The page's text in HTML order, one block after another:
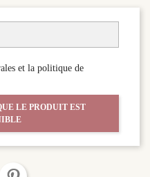
et la politique de
LE PRODUIT EST